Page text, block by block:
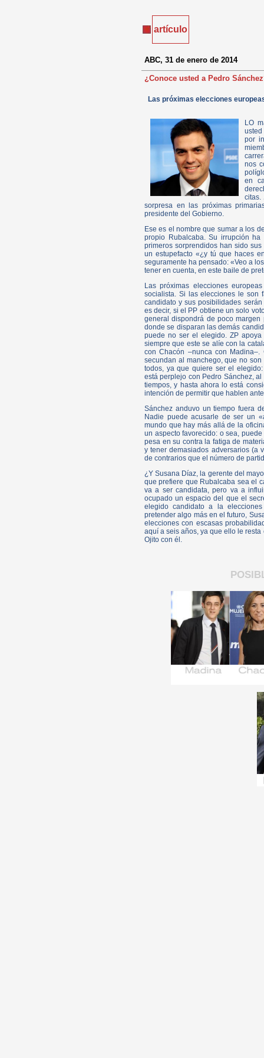
artículo
ABC, 31 de enero de 2014
¿Conoce usted a Pedro
Las próximas elecciones
LO
por
nos
en
citas.
sorpresa en las próximas
presidente del Gobierno.
Ese es el nombre que sumar a los
propio Rubalcaba. Su irrupción
primeros sorprendidos han sido
un estupefacto «¿y tú que haces
seguramente ha pensado: «Veo a
tener en cuenta, en este baile de
Las próximas elecciones
socialista. Si las elecciones le son
candidato y sus posibilidades
es decir, si el PP obtiene un solo
general dispondrá de poco
donde se disparan las demás
puede no ser el elegido. ZP
siempre que este se alíe con la
con Chacón –nunca con
secundan al manchego, que no
todos, ya que quiere ser el
está perplejo con Pedro Sánchez,
tiempos, y hasta ahora lo está
intención de permitir que hablen
Sánchez anduvo un tiempo fuera
Nadie puede acusarle de ser un
mundo que hay más allá de la
un aspecto favorecido: o sea,
pesa en su contra la fatiga de
y tener demasiados adversarios (a
de contrarios que el número de
¿Y Susana Díaz, la gerente del
que prefiere que Rubalcaba sea el
va a ser candidata, pero va a
ocupado un espacio del que el
elegido candidato a la
pretender algo más en el futuro,
elecciones con escasas
aquí a seis años, ya que ello le
Ojito con él.